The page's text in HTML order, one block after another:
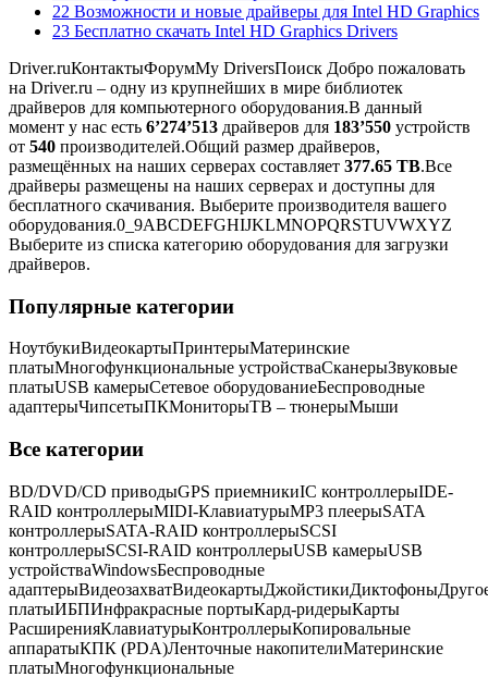
22 Возможности и новые драйверы для Intel HD Graphics
23 Бесплатно скачать Intel HD Graphics Drivers
Driver.ruКонтактыФорумMy DriversПоиск Добро пожаловать
на Driver.ru – одну из крупнейших в мире библиотек
драйверов для компьютерного оборудования.В данный
момент у нас есть 6’274’513 драйверов для 183’550 устройств
от 540 производителей.Общий размер драйверов,
размещённых на наших серверах составляет 377.65 TB.Все
драйверы размещены на наших серверах и доступны для
бесплатного скачивания. Выберите производителя вашего
оборудования.0_9ABCDEFGHIJKLMNOPQRSTUVWXYZ
Выберите из списка категорию оборудования для загрузки
драйверов.
Популярные категории
НоутбукиВидеокартыПринтерыМатеринские
платыМногофункциональные устройстваСканерыЗвуковые
платыUSB камерыСетевое оборудованиеБеспроводные
адаптерыЧипсетыПКМониторыТВ – тюнерыМыши
Все категории
BD/DVD/CD приводыGPS приемникиIC контроллерыIDE-
RAID контроллерыMIDI-КлавиатурыMP3 плеерыSATA
контроллерыSATA-RAID контроллерыSCSI
контроллерыSCSI-RAID контроллерыUSB камерыUSB
устройстваWindowsБеспроводные
адаптерыВидеозахватВидеокартыДжойстикиДиктофоны
платыИБПИнфракрасные портыКард-ридерыКарты
РасширенияКлавиатурыКонтроллерыКопировальные
аппаратыКПК (PDA)Ленточные накопителиМатеринские
платыМногофункциональные